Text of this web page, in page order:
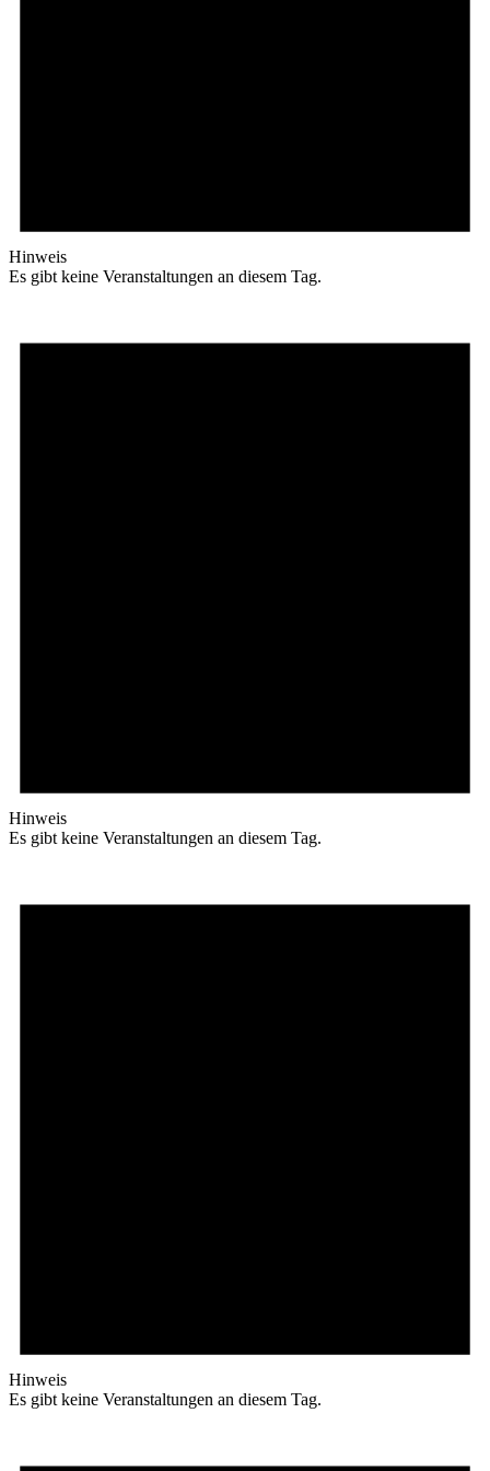
Hinweis
Es gibt keine Veranstaltungen an diesem Tag.
Hinweis
Es gibt keine Veranstaltungen an diesem Tag.
Hinweis
Es gibt keine Veranstaltungen an diesem Tag.